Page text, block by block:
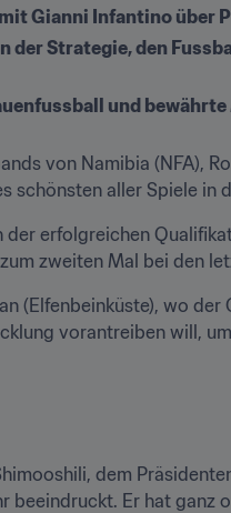
Gianni Infantino über
der Strategie, den
und
von Namibia (NFA),
schönsten aller Spiele in
erfolgreichen
zweiten Mal bei den
(Elfenbeinküste), wo
vorantreiben will,
dem
beeindruckt. Er hat